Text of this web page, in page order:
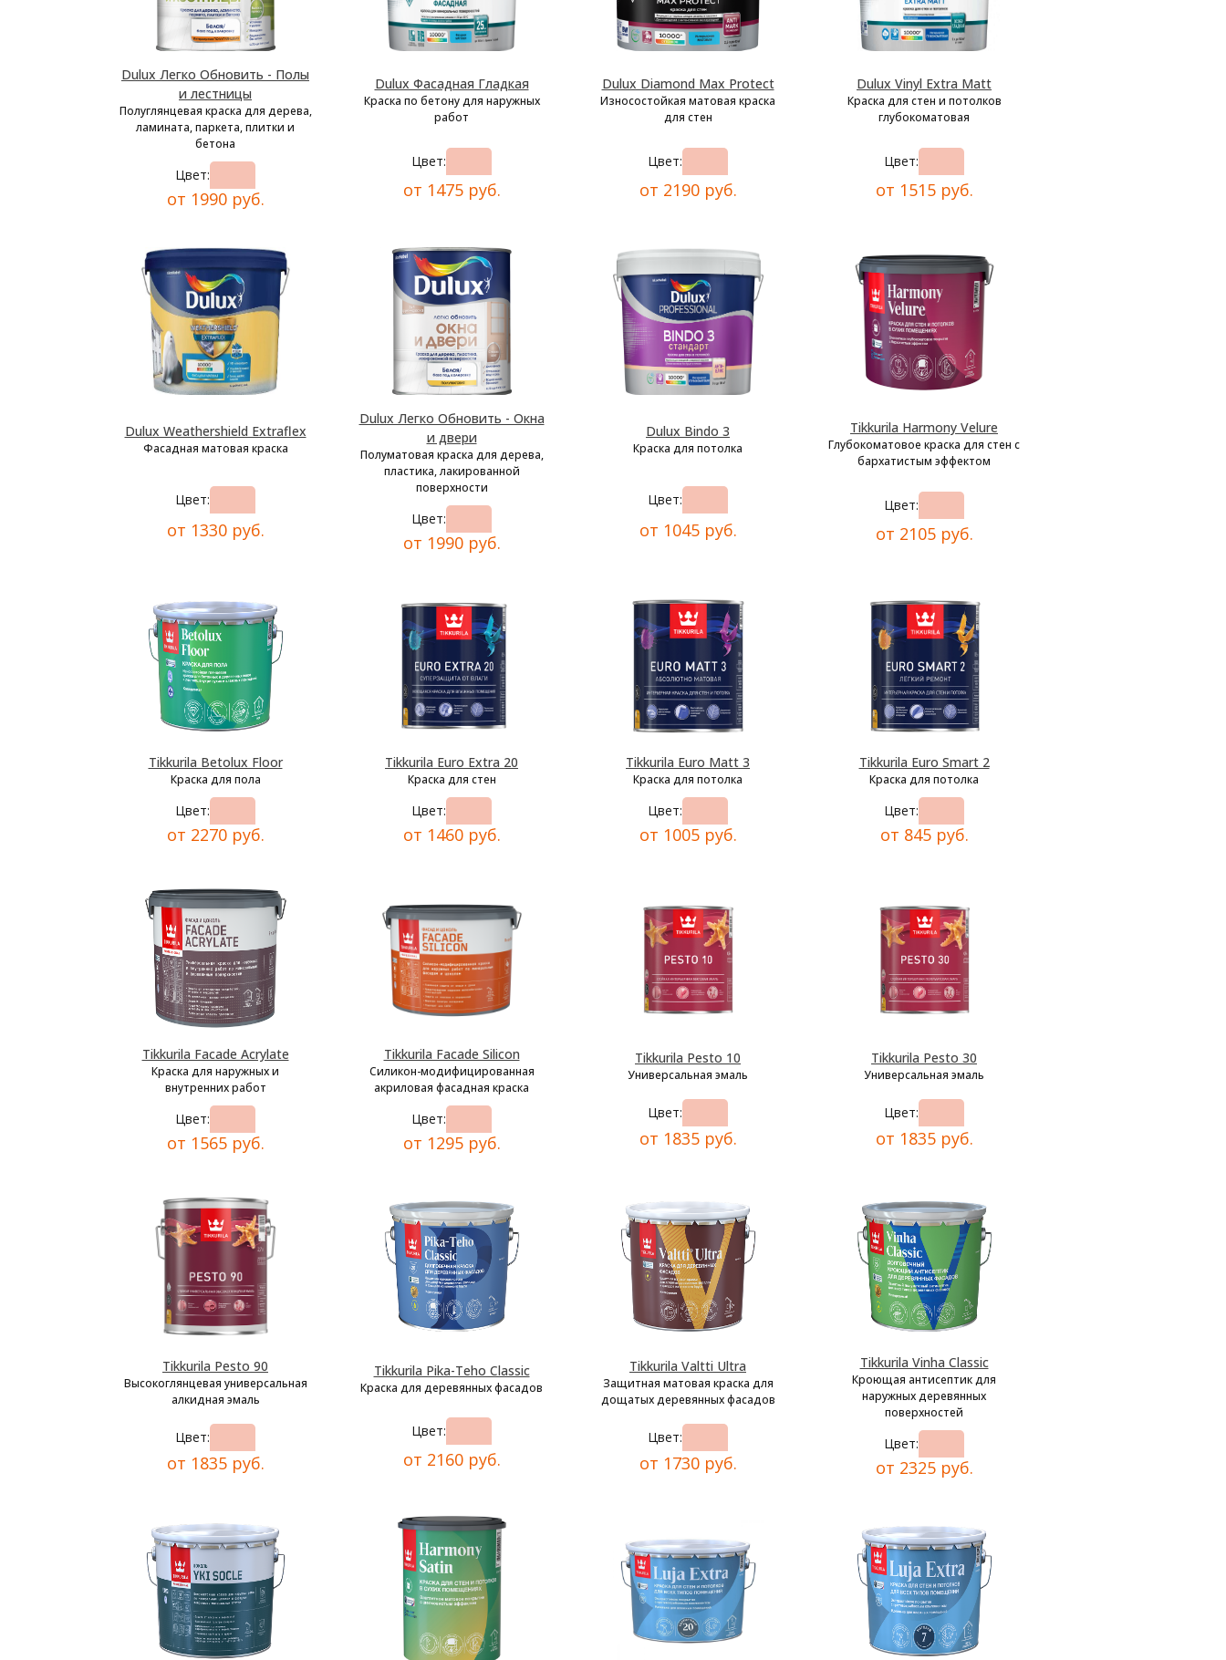
Dulux Легко Обновить - Полы
и лестницы
Полуглянцевая краска для дерева,
ламината, паркета, плитки и
бетона
Цвет:
от 1990 руб.
Dulux Фасадная Гладкая
Краска по бетону для наружных
работ
Цвет:
от 1475 руб.
Dulux Diamond Max Protect
Износостойкая матовая краска
для стен
Цвет:
от 2190 руб.
Dulux Vinyl Extra Matt
Краска для стен и потолков
глубокоматовая
Цвет:
от 1515 руб.
Dulux Weathershield Extraflex
Фасадная матовая краска
Цвет:
от 1330 руб.
Dulux Легко Обновить - Окна
и двери
Полуматовая краска для дерева,
пластика, лакированной
поверхности
Цвет:
от 1990 руб.
Dulux Bindo 3
Краска для потолка
Цвет:
от 1045 руб.
Tikkurila Harmony Velure
Глубокоматовое краска для стен с
бархатистым эффектом
Цвет:
от 2105 руб.
Tikkurila Betolux Floor
Краска для пола
Цвет:
от 2270 руб.
Tikkurila Euro Extra 20
Краска для стен
Цвет:
от 1460 руб.
Tikkurila Euro Matt 3
Краска для потолка
Цвет:
от 1005 руб.
Tikkurila Euro Smart 2
Краска для потолка
Цвет:
от 845 руб.
Tikkurila Facade Acrylate
Краска для наружных и
внутренних работ
Цвет:
от 1565 руб.
Tikkurila Facade Silicon
Силикон-модифицированная
акриловая фасадная краска
Цвет:
от 1295 руб.
Tikkurila Pesto 10
Универсальная эмаль
Цвет:
от 1835 руб.
Tikkurila Pesto 30
Универсальная эмаль
Цвет:
от 1835 руб.
Tikkurila Pesto 90
Высокоглянцевая универсальная
алкидная эмаль
Цвет:
от 1835 руб.
Tikkurila Pika-Teho Classic
Краска для деревянных фасадов
Цвет:
от 2160 руб.
Tikkurila Valtti Ultra
Защитная матовая краска для
дощатых деревянных фасадов
Цвет:
от 1730 руб.
Tikkurila Vinha Classic
Кроющая антисептик для
наружных деревянных
поверхностей
Цвет:
от 2325 руб.